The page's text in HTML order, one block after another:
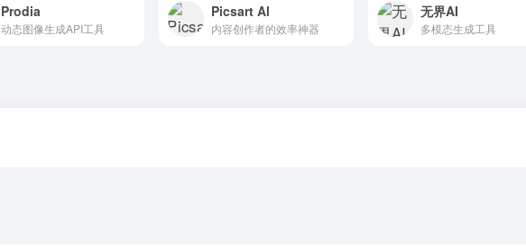
Prodia
动态图像生成API工具
Picsart Al
内容创作者的效率神器
无界AI
多模态生成工具